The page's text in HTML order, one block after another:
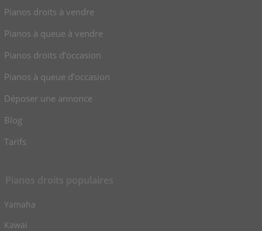
Pianos droits à vendre
Pianos à queue à vendre
Pianos droits d’occasion
Pianos à queue d’occasion
Déposer une annonce
Blog
Tarifs
Yamaha
Kawai